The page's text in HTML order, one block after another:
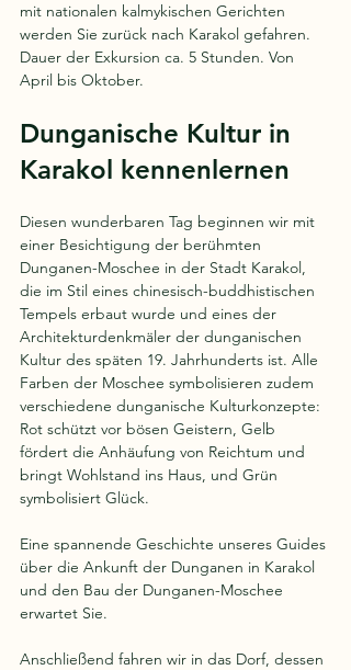
mit nationalen kalmykischen Gerichten
werden Sie zurück nach Karakol gefahren.
Dauer der Exkursion ca. 5 Stunden. Von
April bis Oktober.
Dunganische Kultur in
Karakol kennenlernen
Diesen wunderbaren Tag beginnen wir mit
einer Besichtigung der berühmten
Dunganen-Moschee in der Stadt Karakol,
die im Stil eines chinesisch-buddhistischen
Tempels erbaut wurde und eines der
Architekturdenkmäler der dunganischen
Kultur des späten 19. Jahrhunderts ist. Alle
Farben der Moschee symbolisieren zudem
verschiedene dunganische Kulturkonzepte:
Rot schützt vor bösen Geistern, Gelb
fördert die Anhäufung von Reichtum und
bringt Wohlstand ins Haus, und Grün
symbolisiert Glück.
Eine spannende Geschichte unseres Guides
über die Ankunft der Dunganen in Karakol
und den Bau der Dunganen-Moschee
erwartet Sie.
Anschließend fahren wir in das Dorf, dessen